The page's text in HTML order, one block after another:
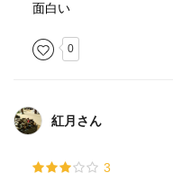
面白い
0
紅月さん
3